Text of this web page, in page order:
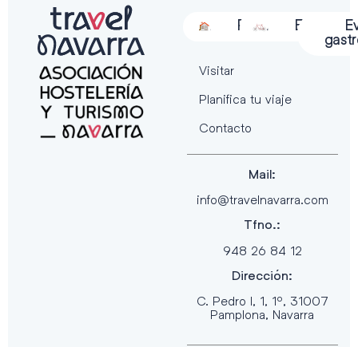
Alojamiento
Restauración
Actividades
Visitar
Planifica tu viaje
Contacto
Mail:
info@travelnavarra.com
Tfno.:
948 26 84 12
Dirección:
C. Pedro I, 1, 1º, 31007
Pamplona, Navarra